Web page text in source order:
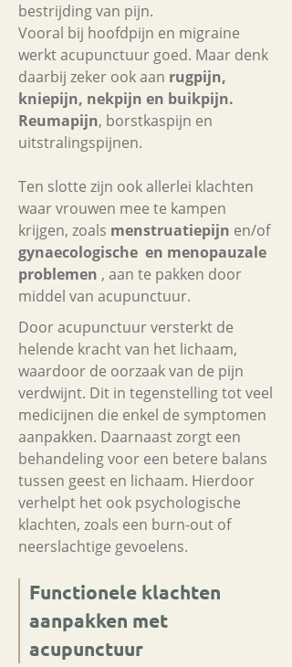
bestrijding van pijn.
Vooral bij hoofdpijn en migraine
werkt acupunctuur goed. Maar denk
daarbij zeker ook aan rugpijn,
kniepijn, nekpijn en buikpijn.
Reumapijn, borstkaspijn en
uitstralingspijnen.
Ten slotte zijn ook allerlei klachten
waar vrouwen mee te kampen
krijgen, zoals menstruatiepijn en/of
gynaecologische en menopauzale
problemen , aan te pakken door
middel van acupunctuur.
Door acupunctuur versterkt de
helende kracht van het lichaam,
waardoor de oorzaak van de pijn
verdwijnt. Dit in tegenstelling tot veel
medicijnen die enkel de symptomen
aanpakken. Daarnaast zorgt een
behandeling voor een betere balans
tussen geest en lichaam. Hierdoor
verhelpt het ook psychologische
klachten, zoals een burn-out of
neerslachtige gevoelens.
Functionele klachten
aanpakken met
acupunctuur